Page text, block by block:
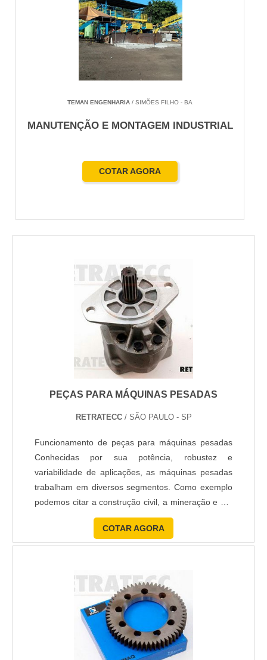
TEMAN ENGENHARIA / SIMÕES FILHO - BA
MANUTENÇÃO E MONTAGEM INDUSTRIAL
COTAR AGORA
PEÇAS PARA MÁQUINAS PESADAS
RETRATECC / SÃO PAULO - SP
Funcionamento de peças para máquinas pesadas
Conhecidas por sua potência, robustez e
variabilidade de aplicações, as máquinas pesadas
trabalham em diversos segmentos. Como exemplo
podemos citar a construção civil, a mineração e até
aplicações militares. Como em toda atividade que
requer o trabalho das máquinas, a manutenção
preventiva ou por danos fazem parte da rotina do
trabalho intens......
COTAR AGORA